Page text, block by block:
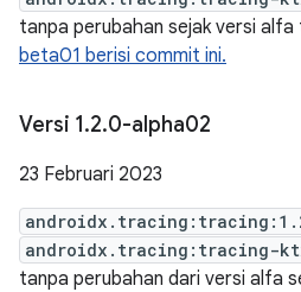
tanpa perubahan sejak versi alfa
beta01 berisi commit ini.
Versi 1.2.0-alpha02
23 Februari 2023
androidx.tracing:tracing-
tanpa perubahan dari versi alfa